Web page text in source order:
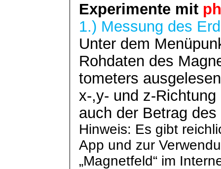
Experimente mit
1.) Messung des
Unter dem
Rohdaten des
tometers
x-,y- und z-
auch der Betrag
Hinweis: Es gibt
App und zur
„Magnetfeld“ im